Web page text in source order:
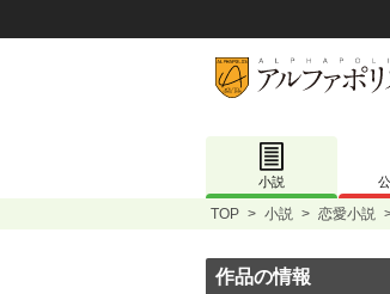
小説
TOP > 小説 > 恋愛小説
作品の情報